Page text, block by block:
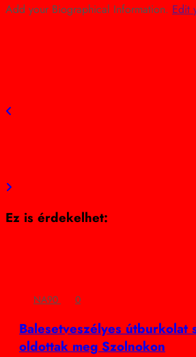
Add your Biographical Information. Edit
Ez is érdekelhet:
NA90 0
Balesetveszélyes útburkolat
oldottak meg Szolnokon